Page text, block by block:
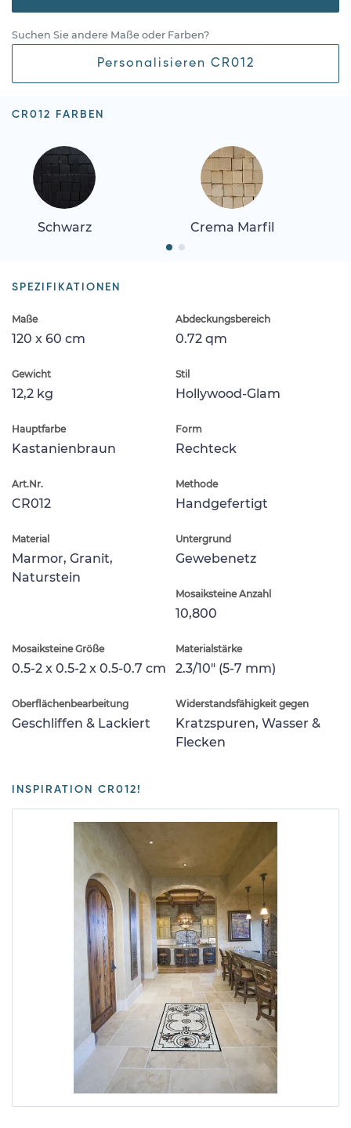
Suchen Sie andere Maße oder Farben?
Personalisieren CR012
CR012 FARBEN
Schwarz Crema Marfil
SPEZIFIKATIONEN
Maße
120 x 60 cm
Abdeckungsbereich
0.72 qm
Gewicht
12,2 kg
Stil
Hollywood-Glam
Hauptfarbe
Kastanienbraun
Form
Rechteck
Art.Nr.
CR012
Methode
Handgefertigt
Material
Marmor, Granit,
Naturstein
Untergrund
Gewebenetz
Mosaiksteine Anzahl
10,800
Mosaiksteine Größe
0.5-2 x 0.5-2 x 0.5-0.7 cm
Materialstärke
2.3/10" (5-7 mm)
Oberflächenbearbeitung
Geschliffen & Lackiert
Widerstandsfähigkeit gegen
Kratzspuren, Wasser &
Flecken
INSPIRATION CR012!